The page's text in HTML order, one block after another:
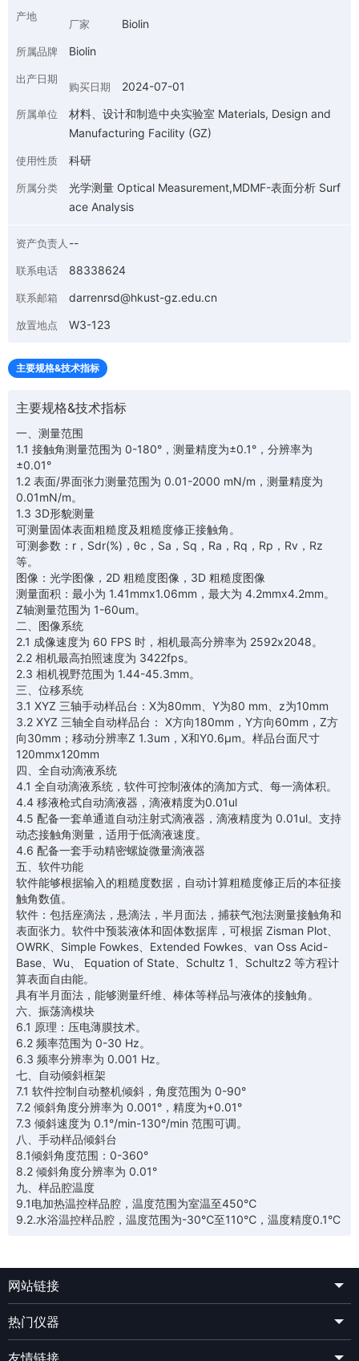
产地
厂家 Biolin
所属品牌 Biolin
出产日期
购买日期 2024-07-01
所属单位
材料、设计和制造中央实验室 Materials, Design and
Manufacturing Facility (GZ)
使用性质 科研
所属分类
光学测量 Optical Measurement,MDMF-表面分析 Surf
ace Analysis
资产负责人 --
联系电话 88338624
联系邮箱 darrenrsd@hkust-gz.edu.cn
放置地点 W3-123
主要规格&技术指标
主要规格&技术指标
一、测量范围
1.1 接触角测量范围为 0-180°，测量精度为±0.1°，分辨率为
±0.01°
1.2 表面/界面张力测量范围为 0.01-2000 mN/m，测量精度为
0.01mN/m。
1.3 3D形貌测量
可测量固体表面粗糙度及粗糙度修正接触角。
可测参数：r，Sdr(%)，θc，Sa，Sq，Ra，Rq，Rp，Rv，Rz
等。
图像：光学图像，2D 粗糙度图像，3D 粗糙度图像
测量面积：最小为 1.41mmx1.06mm，最大为 4.2mmx4.2mm。
Z轴测量范围为 1-60um。
二、图像系统
2.1 成像速度为 60 FPS 时，相机最高分辨率为 2592x2048。
2.2 相机最高拍照速度为 3422fps。
2.3 相机视野范围为 1.44-45.3mm。
三、位移系统
3.1 XYZ 三轴手动样品台：X为80mm、Y为80 mm、z为10mm
3.2 XYZ 三轴全自动样品台： X方向180mm，Y方向60mm，Z方
向30mm；移动分辨率Z 1.3um，X和Y0.6μm。样品台面尺寸
120mmx120mm
四、全自动滴液系统
4.1 全自动滴液系统，软件可控制液体的滴加方式、每一滴体积。
4.4 移液枪式自动滴液器，滴液精度为0.01ul
4.5 配备一套单通道自动注射式滴液器，滴液精度为 0.01ul。支持
动态接触角测量，适用于低滴液速度。
4.6 配备一套手动精密螺旋微量滴液器
五、软件功能
软件能够根据输入的粗糙度数据，自动计算粗糙度修正后的本征接
触角数值。
软件：包括座滴法，悬滴法，半月面法，捕获气泡法测量接触角和
表面张力。软件中预装液体和固体数据库，可根据 Zisman Plot、
OWRK、Simple Fowkes、Extended Fowkes、van Oss Acid-
Base、Wu、 Equation of State、Schultz 1、Schultz2 等方程计
算表面自由能。
具有半月面法，能够测量纤维、棒体等样品与液体的接触角。
六、振荡滴模块
6.1 原理：压电薄膜技术。
6.2 频率范围为 0-30 Hz。
6.3 频率分辨率为 0.001 Hz。
七、自动倾斜框架
7.1 软件控制自动整机倾斜，角度范围为 0-90°
7.2 倾斜角度分辨率为 0.001°，精度为+0.01°
7.3 倾斜速度为 0.1°/min-130°/min 范围可调。
八、手动样品倾斜台
8.1倾斜角度范围：0-360°
8.2 倾斜角度分辨率为 0.01°
九、样品腔温度
9.1电加热温控样品腔，温度范围为室温至450℃
9.2.水浴温控样品腔，温度范围为-30℃至110℃，温度精度0.1°C
网站链接
热门仪器
友情链接